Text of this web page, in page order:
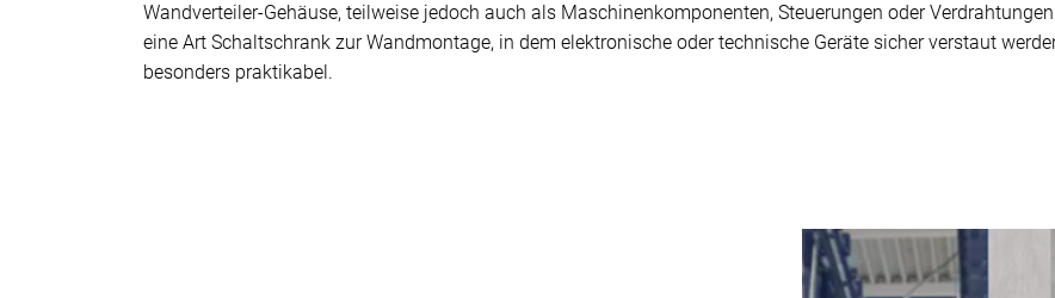
Wandverteiler-Gehäuse, teilweise jedoch auch als Maschinenkomponenten, Steuerungen oder
eine Art Schaltschrank zur Wandmontage, in dem elektronische oder technische Geräte sicher verstaut
besonders praktikabel.